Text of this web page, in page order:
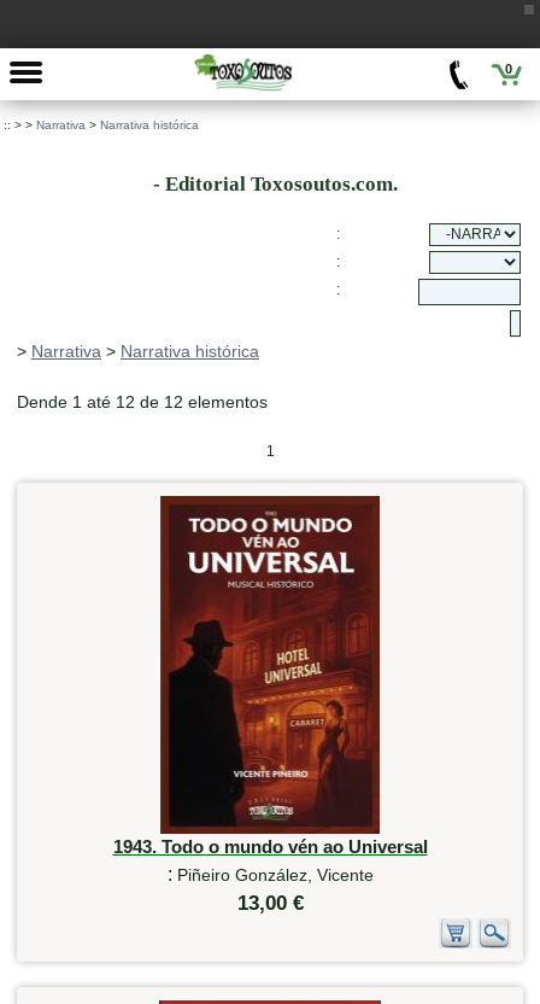
0
:: > > Narrativa > Narrativa histórica
- Editorial Toxosoutos.com.
:
:
:
> Narrativa > Narrativa histórica
Dende 1 até 12 de 12 elementos
1
1943. Todo o mundo vén ao Universal
: Piñeiro González, Vicente
13,00 €